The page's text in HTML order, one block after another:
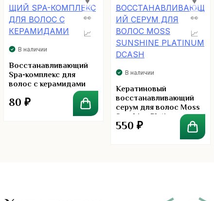
В наличии
Восстанавливающий
Spa-комплекс для
волос с керамидами
80 ₽
В наличии
Кератиновый
восстанавливающий
серум для волос Moss
Sunshine Platinum
Dcash
550 ₽